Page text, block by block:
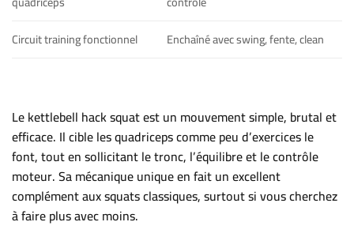
Circuit training fonctionnel
Enchaîné avec swing, fente, clean
Le kettlebell hack squat est un mouvement simple, brutal et
efficace. Il cible les quadriceps comme peu d’exercices le
font, tout en sollicitant le tronc, l’équilibre et le contrôle
moteur. Sa mécanique unique en fait un excellent
complément aux squats classiques, surtout si vous cherchez
à faire plus avec moins.